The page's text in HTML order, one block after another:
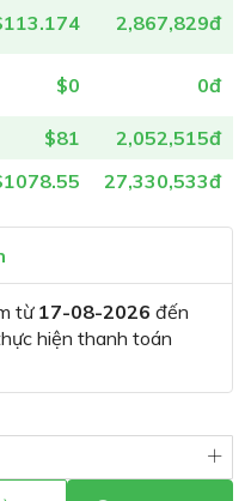
2,867,829đ
$0 0đ
$81
2,052,515đ
27,330,533đ
từ 17-08-2026 đến
hiện thanh toán